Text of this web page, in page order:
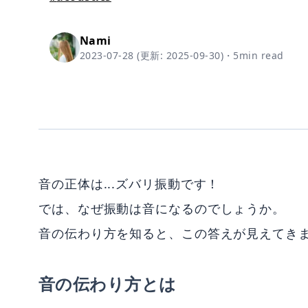
Nami
2023-07-28 (更新: 2025-09-30) ・ 5min read
音の正体は...ズバリ振動です！
では、なぜ振動は音になるのでしょうか。
音の伝わり方を知ると、この答えが見えてき
音の伝わり方とは